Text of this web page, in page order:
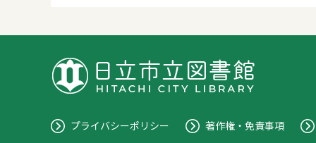
プライバシーポリシー 著作権・免責事項